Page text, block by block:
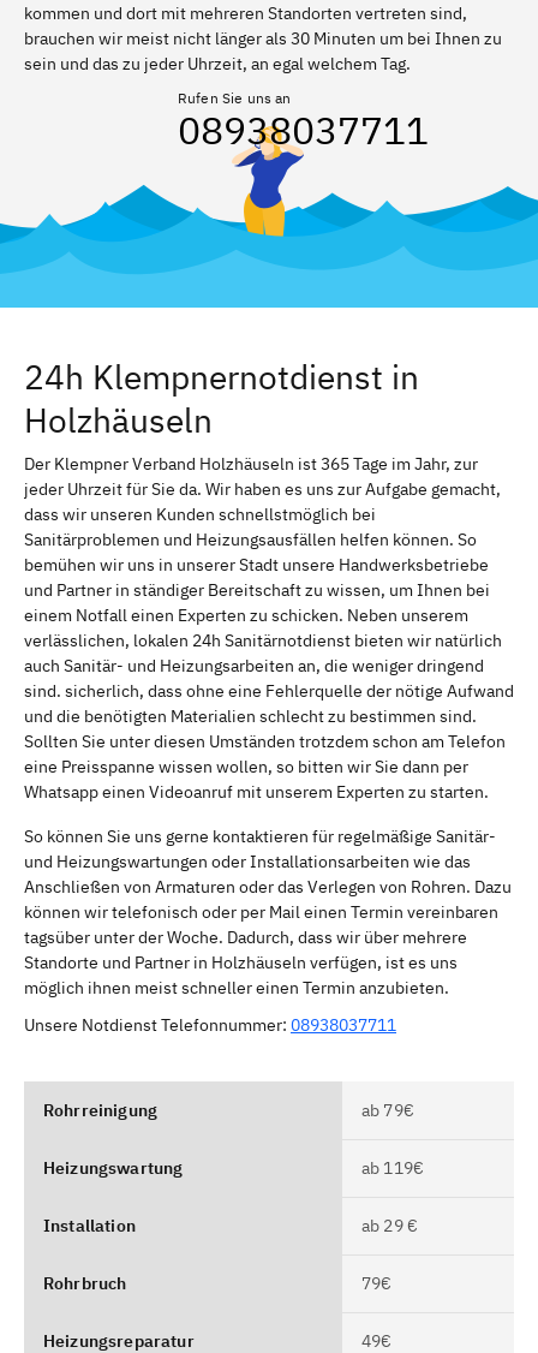
kommen und dort mit mehreren Standorten vertreten sind,
brauchen wir meist nicht länger als 30 Minuten um bei Ihnen zu
sein und das zu jeder Uhrzeit, an egal welchem Tag.
Rufen Sie uns an
08938037711
24h Klempnernotdienst in
Holzhäuseln
Der Klempner Verband Holzhäuseln ist 365 Tage im Jahr, zur
jeder Uhrzeit für Sie da. Wir haben es uns zur Aufgabe gemacht,
dass wir unseren Kunden schnellstmöglich bei
Sanitärproblemen und Heizungsausfällen helfen können. So
bemühen wir uns in unserer Stadt unsere Handwerksbetriebe
und Partner in ständiger Bereitschaft zu wissen, um Ihnen bei
einem Notfall einen Experten zu schicken. Neben unserem
verlässlichen, lokalen 24h Sanitärnotdienst bieten wir natürlich
auch Sanitär- und Heizungsarbeiten an, die weniger dringend
sind. sicherlich, dass ohne eine Fehlerquelle der nötige Aufwand
und die benötigten Materialien schlecht zu bestimmen sind.
Sollten Sie unter diesen Umständen trotzdem schon am Telefon
eine Preisspanne wissen wollen, so bitten wir Sie dann per
Whatsapp einen Videoanruf mit unserem Experten zu starten.
So können Sie uns gerne kontaktieren für regelmäßige Sanitär-
und Heizungswartungen oder Installationsarbeiten wie das
Anschließen von Armaturen oder das Verlegen von Rohren. Dazu
können wir telefonisch oder per Mail einen Termin vereinbaren
tagsüber unter der Woche. Dadurch, dass wir über mehrere
Standorte und Partner in Holzhäuseln verfügen, ist es uns
möglich ihnen meist schneller einen Termin anzubieten.
Unsere Notdienst Telefonnummer: 08938037711
Rohrreinigung ab 79€
Heizungswartung ab 119€
Installation ab 29 €
Rohrbruch 79€
Heizungsreparatur 49€